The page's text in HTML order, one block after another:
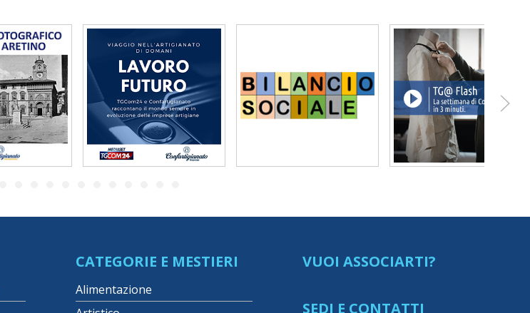
CATEGORIE E MESTIERI
Alimentazione
VUOI ASSOCIARTI?
SEDI E CONTATTI